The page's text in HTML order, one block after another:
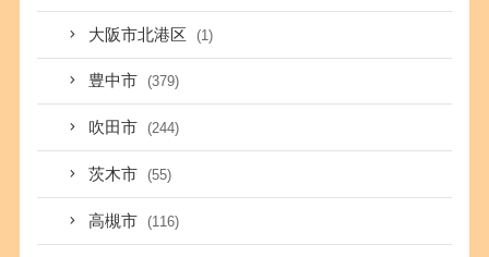
大阪市北港区 (1)
豊中市 (379)
吹田市 (244)
茨木市 (55)
高槻市 (116)